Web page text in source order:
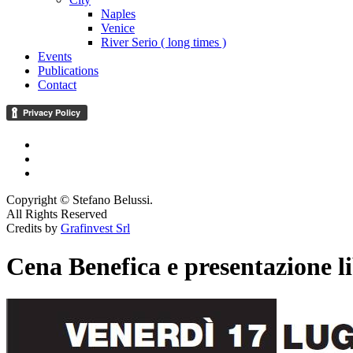
Naples
Venice
River Serio ( long times )
Events
Publications
Contact
Copyright © Stefano Belussi.
All Rights Reserved
Credits by Grafinvest Srl
Cena Benefica e presentazione